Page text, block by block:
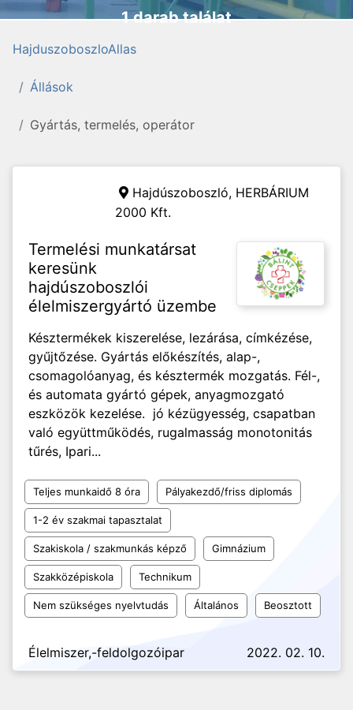
1 darab találat
HajduszoboszloAllas
Állások
Gyártás, termelés, operátor
Hajdúszoboszló, HERBÁRIUM
2000 Kft.
Termelési munkatársat
keresünk
hajdúszoboszlói
élelmiszergyártó üzembe
Késztermékek kiszerelése, lezárása, címkézése,
gyűjtőzése. Gyártás előkészítés, alap-,
csomagolóanyag, és késztermék mozgatás. Fél-,
és automata gyártó gépek, anyagmozgató
eszközök kezelése. jó kézügyesség, csapatban
való együttműködés, rugalmasság monotonitás
tűrés, Ipari...
Teljes munkaidő 8 óra Pályakezdő/friss diplomás
1-2 év szakmai tapasztalat
Szakiskola / szakmunkás képző Gimnázium
Szakközépiskola Technikum
Nem szükséges nyelvtudás Általános Beosztott
Élelmiszer,-feldolgozóipar 2022. 02. 10.